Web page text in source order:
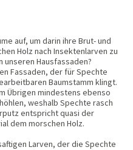
auf, um darin ihre Brut- und
Holz nach Insektenlarven zu
unseren Hausfassaden?
Fassaden, der für Spechte
Baumstamm klingt.
Übrigen mindestens ebenso
weshalb Spechte rasch
entspricht quasi der
dem morschen Holz.
Larven, der die Spechte